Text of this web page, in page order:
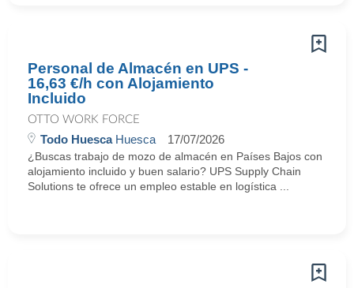
Personal de Almacén en UPS -
16,63 €/h con Alojamiento
Incluido
OTTO WORK FORCE
Todo HuescaHuesca 17/07/2026
¿Buscas trabajo de mozo de almacén en Países Bajos con
alojamiento incluido y buen salario? UPS Supply Chain
Solutions te ofrece un empleo estable en logística ...